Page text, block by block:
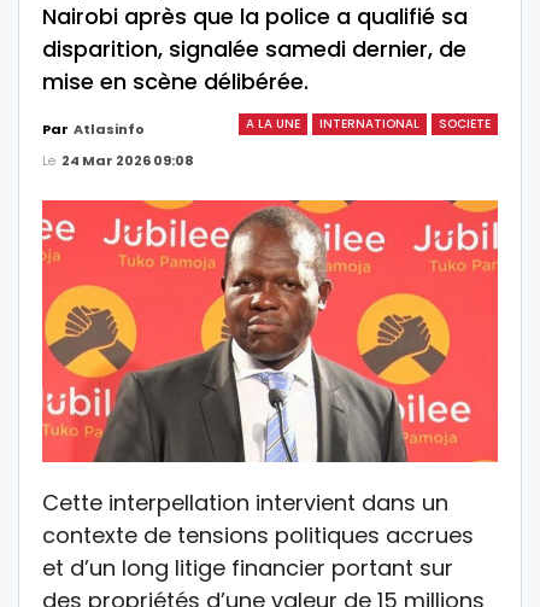
Nairobi après que la police a qualifié sa
disparition, signalée samedi dernier, de
mise en scène délibérée.
A LA UNE INTERNATIONAL SOCIETE
Par Atlasinfo
Le 24 Mar 2026 09:08
Cette interpellation intervient dans un
contexte de tensions politiques accrues
et d’un long litige financier portant sur
des propriétés d’une valeur de 15 millions